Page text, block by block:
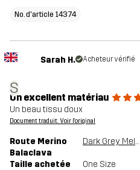
No. d'article 14374
S
Sarah H. Acheteur vérifié
Un excellent matériau
Un beau tissu doux
Document traduit. Voir l'original
Route Merino
Balaclava
Dark Grey Melange
Taille achetée One Size